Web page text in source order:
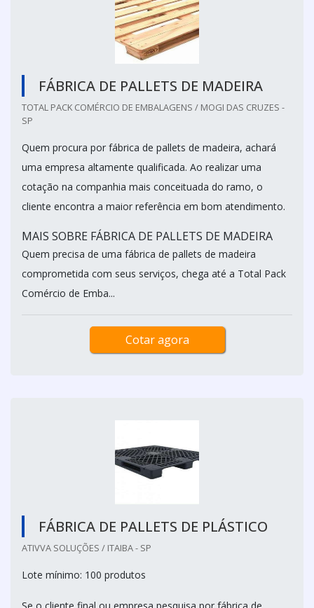
FÁBRICA DE PALLETS DE MADEIRA
TOTAL PACK COMÉRCIO DE EMBALAGENS / MOGI DAS CRUZES -
SP
Quem procura por fábrica de pallets de madeira, achará
uma empresa altamente qualificada. Ao realizar uma
cotação na companhia mais conceituada do ramo, o
cliente encontra a maior referência em bom atendimento.
MAIS SOBRE FÁBRICA DE PALLETS DE MADEIRA
Quem precisa de uma fábrica de pallets de madeira
comprometida com seus serviços, chega até a Total Pack
Comércio de Emba...
Cotar agora
FÁBRICA DE PALLETS DE PLÁSTICO
ATIVVA SOLUÇÕES / ITAIBA - SP
Lote mínimo: 100 produtos
Se o cliente final ou empresa pesquisa por fábrica de